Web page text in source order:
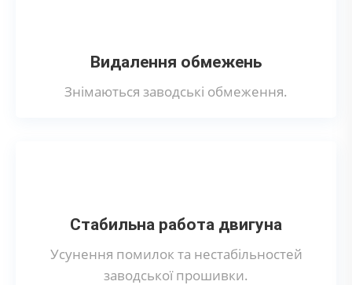
Видалення обмежень
Знімаються заводські обмеження.
Стабильна работа двигуна
Усунення помилок та нестабільностей
заводської прошивки.